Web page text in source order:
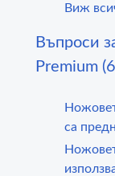
Виж
Въпроси
Premium
са